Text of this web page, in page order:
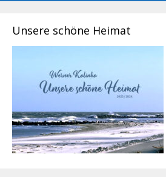
Unsere schöne Heimat